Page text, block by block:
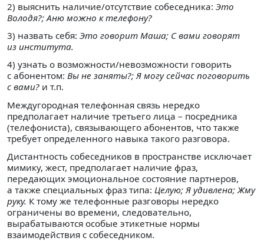
2) выяснить наличие/отсутствие собеседника: Это
Володя?; Аню можно к телефону?
3) назвать себя: Это говорит Маша; С вами говорят
из института.
4) узнать о возможности/невозможности говорить
с абонентом: Вы не заняты?; Я могу сейчас поговорить
с вами? и т.п.
Междугородная телефонная связь нередко
предполагает наличие третьего лица – посредника
(телефониста), связывающего абонентов, что также
требует определенного навыка такого разговора.
Дистантность собеседников в пространстве исключает
мимику, жест, предполагает наличие фраз,
передающих эмоциональное состояние партнеров,
а также специальных фраз типа: Целую; Я удивлена; Жму
руку. К тому же телефонные разговоры нередко
ограничены во времени, следовательно,
вырабатываются особые этикетные нормы
взаимодействия с собеседником.